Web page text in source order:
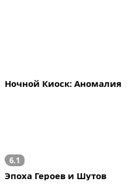
Ночной Киоск: Аномалия
6.1
Эпоха Героев и Шутов